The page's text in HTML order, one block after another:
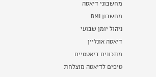
מחשבוני דיאטה
מחשבון BMI
ניהול יומן שבועי
דיאטה אונליין
מתכונים דיאטטיים
טיפים לדיאטה מוצלחת